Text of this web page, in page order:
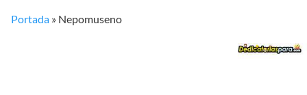
Portada » Nepomuseno